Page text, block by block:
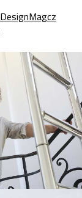
DesignMagcz